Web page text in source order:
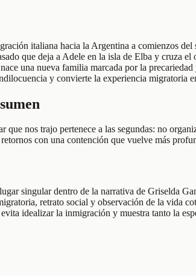
italiana hacia la Argentina a comienzos
que deja a Adele en la isla de Elba y cruza
una nueva familia marcada por la
y convierte la experiencia migratoria
nos trajo pertenece a las segundas: no
con una contención que vuelve más
singular dentro de la narrativa de Griselda
retrato social y observación de la vida
idealizar la inmigración y muestra tanto la